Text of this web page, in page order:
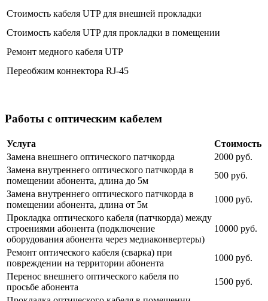
Стоимость кабеля UTP для внешней прокладки
Стоимость кабеля UTP для прокладки в помещении
Ремонт медного кабеля UTP
Переобжим коннектора RJ-45
Работы с оптическим кабелем
Услуга
Стоимость
Замена внешнего оптического патчкорда
2000 руб.
Замена внутреннего оптического патчкорда в
помещении абонента, длина до 5м
500 руб.
Замена внутреннего оптического патчкорда в
помещении абонента, длина от 5м
1000 руб.
Прокладка оптического кабеля (патчкорда) между
строениями абонента (подключение
оборудования абонента через медиаконвертеры)
10000 руб.
Ремонт оптического кабеля (сварка) при
повреждении на территории абонента
1000 руб.
Перенос внешнего оптического кабеля по
просьбе абонента
1500 руб.